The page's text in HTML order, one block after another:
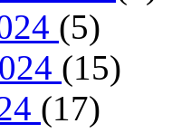
(5)
(15)
(17)